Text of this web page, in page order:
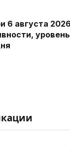
6 августа